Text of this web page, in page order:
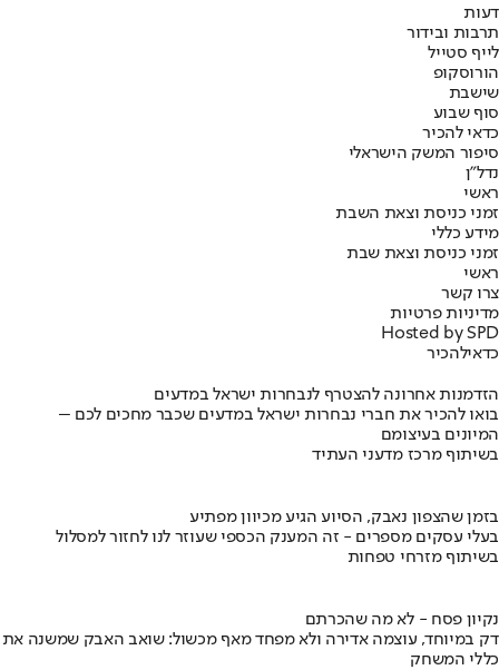
דעות
תרבות ובידור
לייף סטייל
הורוסקופ
שישבת
סוף שבוע
כדאי להכיר
סיפור המשק הישראלי
נדל"ן
ראשי
זמני כניסת וצאת השבת
מידע כללי
זמני כניסת וצאת שבת
ראשי
צרו קשר
מדיניות פרטיות
Hosted by SPD
כדאילהכיר
הזדמנות אחרונה להצטרף לנבחרות ישראל במדעים
בואו להכיר את חברי נבחרות ישראל במדעים שכבר מחכים לכם –
המיונים בעיצומם
בשיתוף מרכז מדעני העתיד
בזמן שהצפון נאבק, הסיוע הגיע מכיוון מפתיע
בעלי עסקים מספרים - זה המענק הכספי שעוזר לנו לחזור למסלול
בשיתוף מזרחי טפחות
נקיון פסח - לא מה שהכרתם
דק במיוחד, עוצמה אדירה ולא מפחד מאף מכשול: שואב האבק שמשנה את
כללי המשחק